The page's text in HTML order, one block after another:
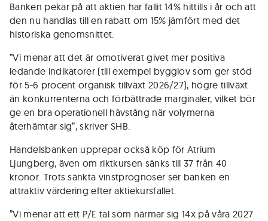
Banken pekar på att aktien har fallit 14% hittills i år och att
den nu handlas till en rabatt om 15% jämfört med det
historiska genomsnittet.
”Vi menar att det är omotiverat givet mer positiva
ledande indikatorer (till exempel bygglov som ger stöd
för 5-6 procent organisk tillväxt 2026/27), högre tillväxt
än konkurrenterna och förbättrade marginaler, vilket bör
ge en bra operationell hävstång när volymerna
återhämtar sig”, skriver SHB.
Handelsbanken upprepar också köp för Atrium
Ljungberg, även om riktkursen sänks till 37 från 40
kronor. Trots sänkta vinstprognoser ser banken en
attraktiv värdering efter aktiekursfallet.
”Vi menar att ett P/E tal som närmar sig 14x på våra 2027